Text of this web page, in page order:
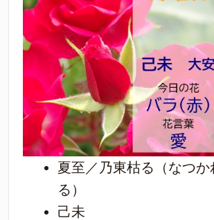
夏至／乃東枯る（なつか
る）
己未